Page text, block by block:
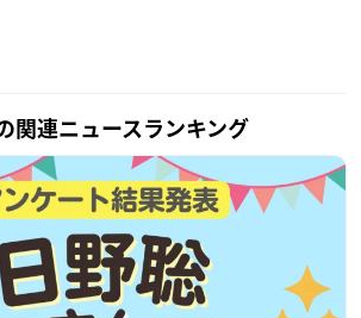
関連ニュースランキング